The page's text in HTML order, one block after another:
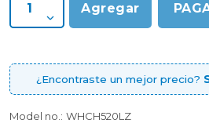
Agregar
¿Encontraste un mejor precio?
Model no.: WHCH520LZ